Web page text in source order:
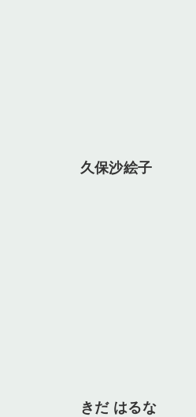
久保沙絵子
きだ はるな